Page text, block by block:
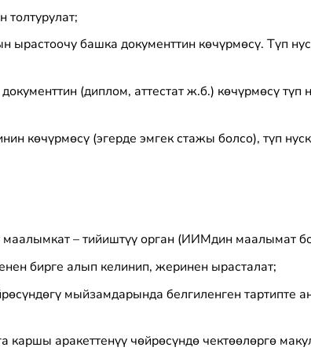
башка документтин көчүрмөсү. Түп
(диплом, аттестат ж.б.) көчүрмөсү
көчүрмөсү (эгерде эмгек стажы болсо), түп
маалымкат – тийиштүү орган (ИИМдин маалымат
бирге алып келинип, жеринен ырасталат;
мыйзамдарында белгиленген тартипте
аракеттенүү чөйрөсүндө чектөөлөргө